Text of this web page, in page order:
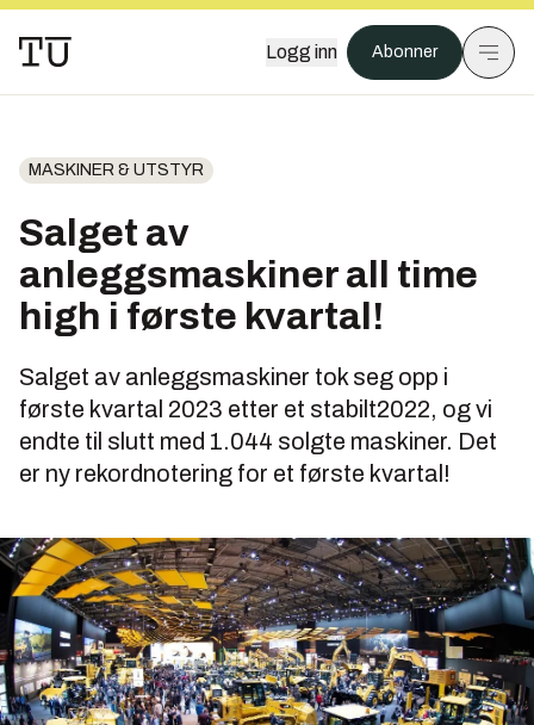
Logg inn Abonner
MASKINER & UTSTYR
Salget av
anleggsmaskiner all time
high i første kvartal!
Salget av anleggsmaskiner tok seg opp i
første kvartal 2023 etter et stabilt2022, og vi
endte til slutt med 1.044 solgte maskiner. Det
er ny rekordnotering for et første kvartal!